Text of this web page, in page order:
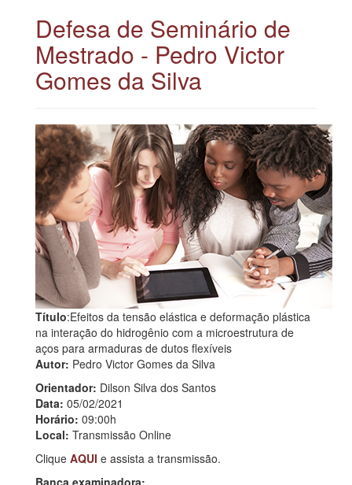
Defesa de Seminário de
Mestrado - Pedro Victor
Gomes da Silva
Título:Efeitos da tensão elástica e deformação plástica
na interação do hidrogênio com a microestrutura de
aços para armaduras de dutos flexíveis
Autor: Pedro Victor Gomes da Silva
Orientador: Dilson Silva dos Santos
Data: 05/02/2021
Horário: 09:00h
Local: Transmissão Online
Clique AQUI e assista a transmissão.
Banca examinadora: